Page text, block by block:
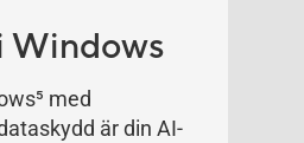
Windows
5 med
är din AI-